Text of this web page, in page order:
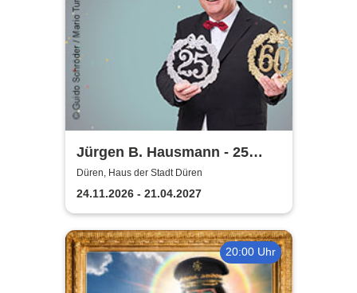
Jürgen B. Hausmann - 25
Jahre - Dat is e Ding!
Düren, Haus der Stadt Düren
24.11.2026 - 21.04.2027
20:00 Uhr